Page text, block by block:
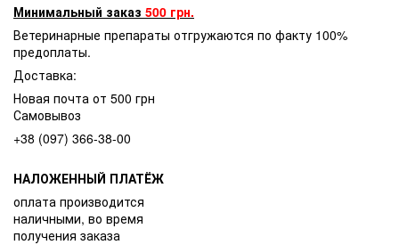
Минимальный заказ 500 грн.
Ветеринарные препараты отгружаются по факту 100%
предоплаты.
Доставка:
Новая почта от 500 грн
Самовывоз
+38 (097) 366-38-00
НАЛОЖЕННЫЙ ПЛАТЁЖ
оплата производится
наличными, во время
получения заказа